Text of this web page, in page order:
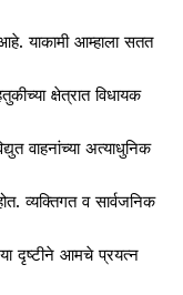
याकामी आम्हाला सतत
क्षेत्रात विधायक
वाहनांच्या अत्याधुनिक
व्यक्तिगत व सार्वजनिक
दृष्टीने आमचे प्रयत्न